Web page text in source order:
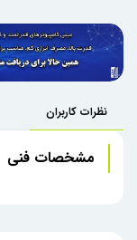
نظرات کاربران
مشخصات فنی